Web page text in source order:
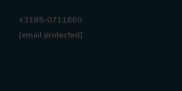
+3185-0711860
[email protected]